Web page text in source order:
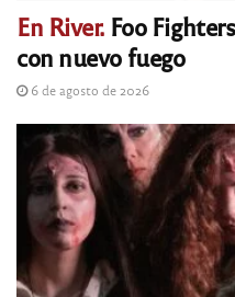
En River. Foo
con nuevo fuego
6 de agosto de 2026